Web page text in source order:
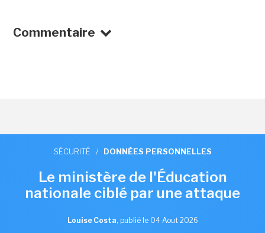
Commentaire
SÉCURITÉ / DONNÉES PERSONNELLES
Le ministère de l'Éducation
nationale ciblé par une attaque
Louise Costa, publié le 04 Aout 2026